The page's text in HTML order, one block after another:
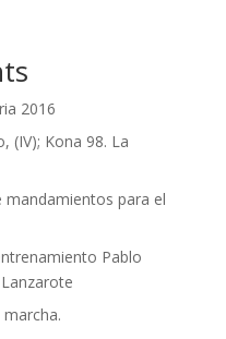
2016
(IV); Kona 98. La
mandamientos para el
Pablo